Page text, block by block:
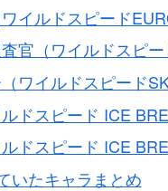
イルドスピード
官（ワイルドスピ
ワイルドスピード
ドスピード ICE
ドスピード ICE
いたキャラまとめ